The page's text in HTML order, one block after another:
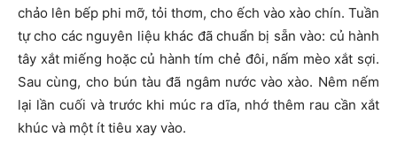
chảo lên bếp phi mỡ, tỏi thơm, cho ếch vào xào chín. Tuần
tự cho các nguyên liệu khác đã chuẩn bị sẵn vào: củ hành
tây xắt miếng hoặc củ hành tím chẻ đôi, nấm mèo xắt sợi.
Sau cùng, cho bún tàu đã ngâm nước vào xào. Nêm nếm
lại lần cuối và trước khi múc ra dĩa, nhớ thêm rau cần xắt
khúc và một ít tiêu xay vào.